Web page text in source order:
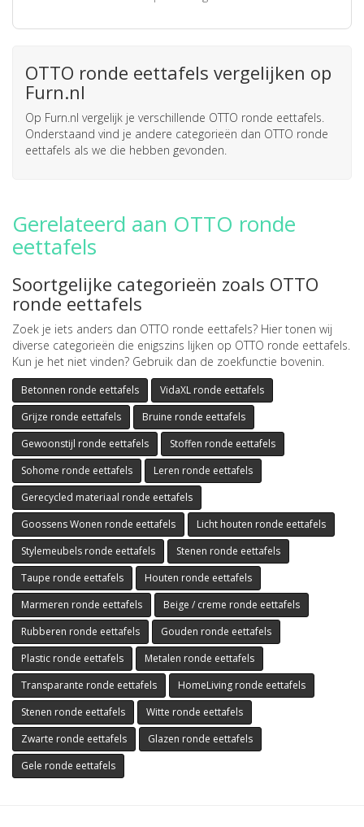
OTTO ronde eettafels vergelijken op
Furn.nl
Op Furn.nl vergelijk je verschillende OTTO ronde eettafels.
Onderstaand vind je andere categorieën dan OTTO ronde
eettafels als we die hebben gevonden.
Gerelateerd aan OTTO ronde
eettafels
Soortgelijke categorieën zoals OTTO
ronde eettafels
Zoek je iets anders dan OTTO ronde eettafels? Hier tonen wij
diverse categorieën die enigszins lijken op OTTO ronde eettafels.
Kun je het niet vinden? Gebruik dan de zoekfunctie bovenin.
Betonnen ronde eettafels
VidaXL ronde eettafels
Grijze ronde eettafels
Bruine ronde eettafels
Gewoonstijl ronde eettafels
Stoffen ronde eettafels
Sohome ronde eettafels
Leren ronde eettafels
Gerecycled materiaal ronde eettafels
Goossens Wonen ronde eettafels
Licht houten ronde eettafels
Stylemeubels ronde eettafels
Stenen ronde eettafels
Taupe ronde eettafels
Houten ronde eettafels
Marmeren ronde eettafels
Beige / creme ronde eettafels
Rubberen ronde eettafels
Gouden ronde eettafels
Plastic ronde eettafels
Metalen ronde eettafels
Transparante ronde eettafels
HomeLiving ronde eettafels
Stenen ronde eettafels
Witte ronde eettafels
Zwarte ronde eettafels
Glazen ronde eettafels
Gele ronde eettafels